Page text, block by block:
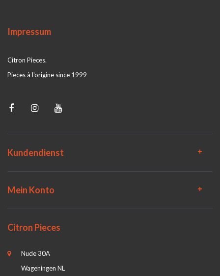
Impressum
Citron Pieces.
Pieces à l'origine since 1999
Kundendienst
Mein Konto
Citron Pieces
Nude 30A
Wageningen NL